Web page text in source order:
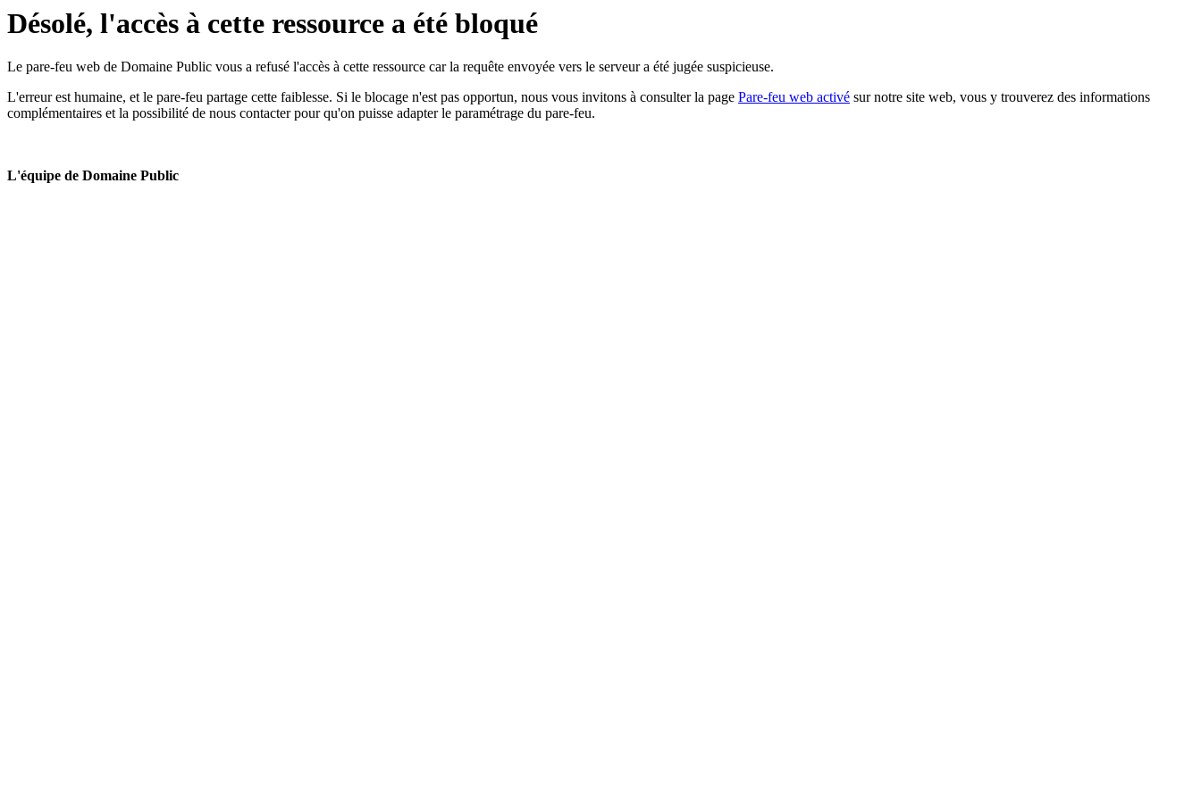
Désolé, l'accès à cette ressource a été bloqué
Le pare-feu web de Domaine Public vous a refusé l'accès à cette ressource car la requête envoyée vers le serveur a été jugée suspicieuse.
L'erreur est humaine, et le pare-feu partage cette faiblesse. Si le blocage n'est pas opportun, nous vous invitons à consulter la page Pare-feu web activé sur notre site web, vous y trouverez des informations
complémentaires et la possibilité de nous contacter pour qu'on puisse adapter le paramétrage du pare-feu.
L'équipe de Domaine Public